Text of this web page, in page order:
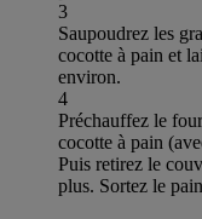
3
Saupoudrez les
cocotte à pain et
environ.
4
Préchauffez le
cocotte à pain
Puis retirez le
plus. Sortez le